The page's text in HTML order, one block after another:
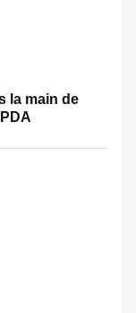
la main de